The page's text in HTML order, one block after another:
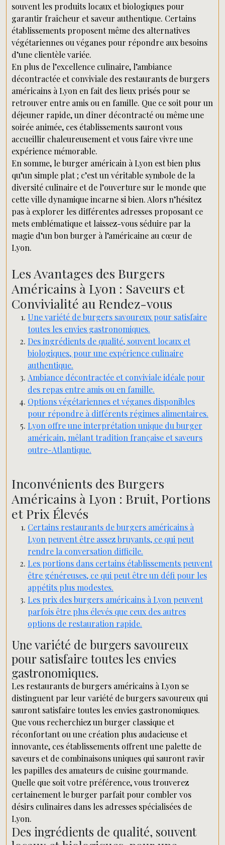
souvent les produits locaux et biologiques pour
garantir fraîcheur et saveur authentique. Certains
établissements proposent même des alternatives
végétariennes ou véganes pour répondre aux besoins
d’une clientèle variée.
En plus de l’excellence culinaire, l’ambiance
décontractée et conviviale des restaurants de burgers
américains à Lyon en fait des lieux prisés pour se
retrouver entre amis ou en famille. Que ce soit pour un
déjeuner rapide, un dîner décontracté ou même une
soirée animée, ces établissements sauront vous
accueillir chaleureusement et vous faire vivre une
expérience mémorable.
En somme, le burger américain à Lyon est bien plus
qu’un simple plat ; c’est un véritable symbole de la
diversité culinaire et de l’ouverture sur le monde que
cette ville dynamique incarne si bien. Alors n’hésitez
pas à explorer les différentes adresses proposant ce
mets emblématique et laissez-vous séduire par la
magie d’un bon burger à l’américaine au cœur de
Lyon.
Les Avantages des Burgers
Américains à Lyon : Saveurs et
Convivialité au Rendez-vous
Une variété de burgers savoureux pour satisfaire
toutes les envies gastronomiques.
Des ingrédients de qualité, souvent locaux et
biologiques, pour une expérience culinaire
authentique.
Ambiance décontractée et conviviale idéale pour
des repas entre amis ou en famille.
Options végétariennes et véganes disponibles
pour répondre à différents régimes alimentaires.
Lyon offre une interprétation unique du burger
américain, mêlant tradition française et saveurs
outre-Atlantique.
Inconvénients des Burgers
Américains à Lyon : Bruit, Portions
et Prix Élevés
Certains restaurants de burgers américains à
Lyon peuvent être assez bruyants, ce qui peut
rendre la conversation difficile.
Les portions dans certains établissements peuvent
être généreuses, ce qui peut être un défi pour les
appétits plus modestes.
Les prix des burgers américains à Lyon peuvent
parfois être plus élevés que ceux des autres
options de restauration rapide.
Une variété de burgers savoureux
pour satisfaire toutes les envies
gastronomiques.
Les restaurants de burgers américains à Lyon se
distinguent par leur variété de burgers savoureux qui
sauront satisfaire toutes les envies gastronomiques.
Que vous recherchiez un burger classique et
réconfortant ou une création plus audacieuse et
innovante, ces établissements offrent une palette de
saveurs et de combinaisons uniques qui sauront ravir
les papilles des amateurs de cuisine gourmande.
Quelle que soit votre préférence, vous trouverez
certainement le burger parfait pour combler vos
désirs culinaires dans les adresses spécialisées de
Lyon.
Des ingrédients de qualité, souvent